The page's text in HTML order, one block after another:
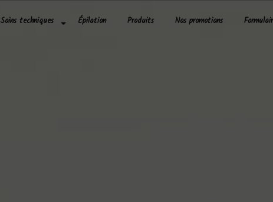
Soins techniques Épilation Produits Nos promotions